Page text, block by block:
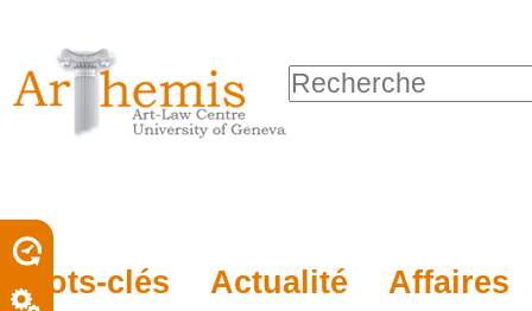
personnels
contenu.
à
la
navigation
Mots-clés Actualité Affaires
Chercher par